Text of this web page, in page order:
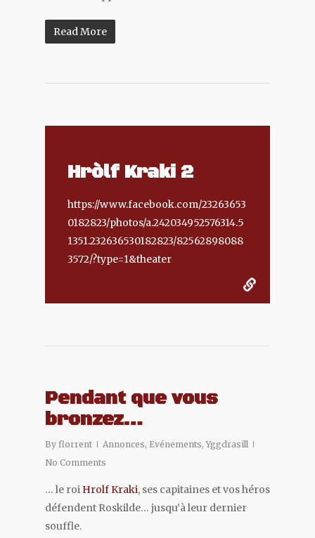
Read More
Hròlf Kraki 2
https://www.facebook.com/23263653
0182823/photos/a.242034952576314.5
1351.232636530182823/82562898088
3572/?type=1&theater
Pendant que vous
bronzez…
By florrent Annonces, Evénements,Yggdrasill
No Comments
… le roi Hrolf Kraki, ses capitaines et vos héros
défendent Roskilde… jusqu’à leur dernier
souffle.